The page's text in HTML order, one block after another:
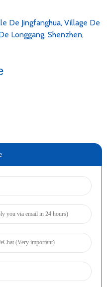
De Jingfanghua, Village De
Longgang, Shenzhen,